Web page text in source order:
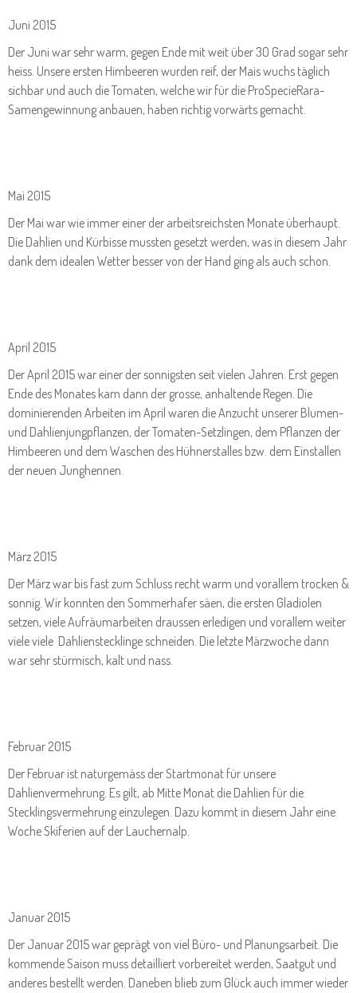
Juni 2015
Der Juni war sehr warm, gegen Ende mit weit über 30 Grad sogar sehr
heiss. Unsere ersten Himbeeren wurden reif, der Mais wuchs täglich
sichbar und auch die Tomaten, welche wir für die ProSpecieRara-
Samengewinnung anbauen, haben richtig vorwärts gemacht.
Mai 2015
Der Mai war wie immer einer der arbeitsreichsten Monate überhaupt.
Die Dahlien und Kürbisse mussten gesetzt werden, was in diesem Jahr
dank dem idealen Wetter besser von der Hand ging als auch schon.
April 2015
Der April 2015 war einer der sonnigsten seit vielen Jahren. Erst gegen
Ende des Monates kam dann der grosse, anhaltende Regen. Die
dominierenden Arbeiten im April waren die Anzucht unserer Blumen-
und Dahlienjungpflanzen, der Tomaten-Setzlingen, dem Pflanzen der
Himbeeren und dem Waschen des Hühnerstalles bzw. dem Einstallen
der neuen Junghennen.
März 2015
Der März war bis fast zum Schluss recht warm und vorallem trocken &
sonnig. Wir konnten den Sommerhafer säen, die ersten Gladiolen
setzen, viele Aufräumarbeiten draussen erledigen und vorallem weiter
viele viele Dahlienstecklinge schneiden. Die letzte Märzwoche dann
war sehr stürmisch, kalt und nass.
Februar 2015
Der Februar ist naturgemäss der Startmonat für unsere
Dahlienvermehrung. Es gilt, ab Mitte Monat die Dahlien für die
Stecklingsvermehrung einzulegen. Dazu kommt in diesem Jahr eine
Woche Skiferien auf der Lauchernalp.
Januar 2015
Der Januar 2015 war geprägt von viel Büro- und Planungsarbeit. Die
kommende Saison muss detailliert vorbereitet werden, Saatgut und
anderes bestellt werden. Daneben blieb zum Glück auch immer wieder